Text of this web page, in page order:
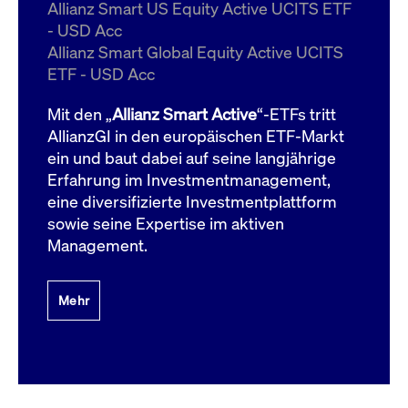
Allianz Smart US Equity Active UCITS ETF
- USD Acc
Allianz Smart Global Equity Active UCITS
ETF - USD Acc
Mit den „Allianz Smart Active“-ETFs tritt
AllianzGI in den europäischen ETF-Markt
ein und baut dabei auf seine langjährige
Erfahrung im Investmentmanagement,
eine diversifizierte Investmentplattform
sowie seine Expertise im aktiven
Management.
Mehr
ApplicationGatewayAffinityCORS
boerse.com
Domain
bis